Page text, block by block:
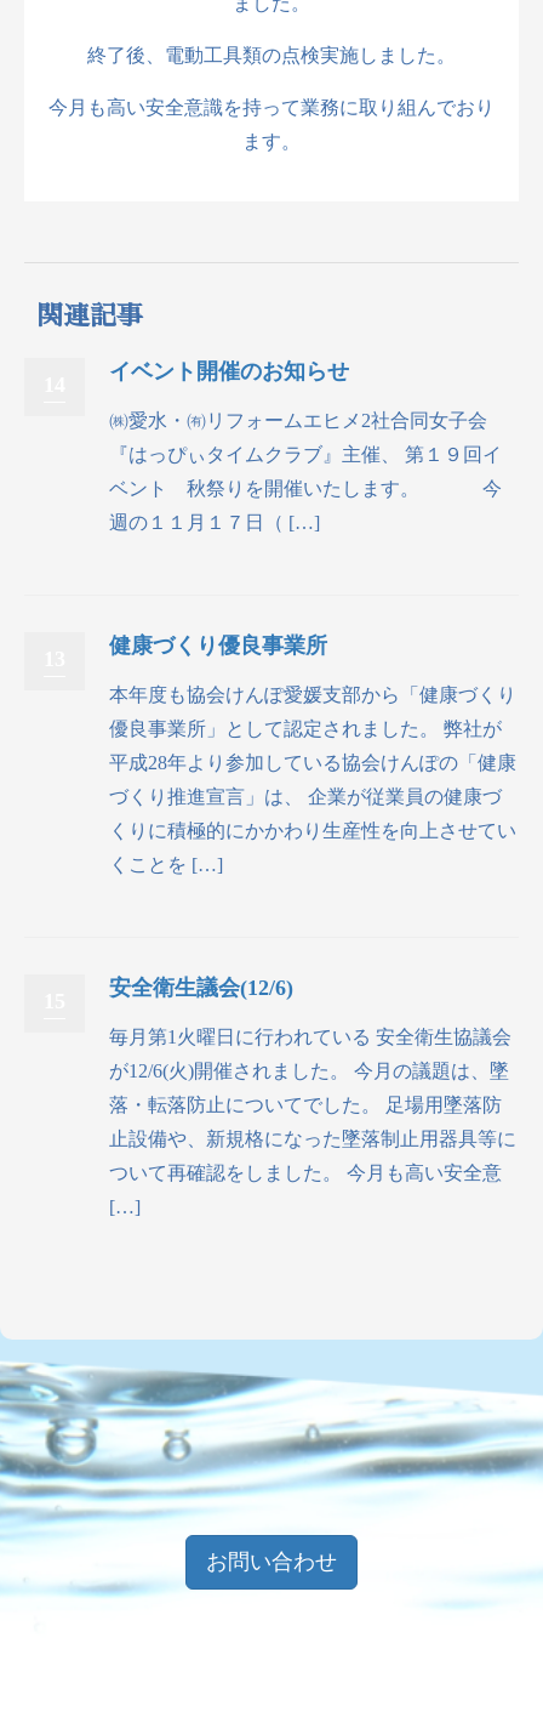
終了後、電動工具類の点検実施しました。
今月も高い安全意識を持って業務に取り組んでおり
ます。
関連記事
イベント開催のお知らせ
㈱愛水・㈲リフォームエヒメ2社合同女子会
『はっぴぃタイムクラブ』主催、 第１９回イ
ベント 秋祭りを開催いたします。 今
週の１１月１７日（ […]
健康づくり優良事業所
本年度も協会けんぽ愛媛支部から「健康づくり
優良事業所」として認定されました。 弊社が
平成28年より参加している協会けんぽの「健康
づくり推進宣言」は、 企業が従業員の健康づ
くりに積極的にかかわり生産性を向上させてい
くことを […]
安全衛生議会(12/6)
毎月第1火曜日に行われている 安全衛生協議会
が12/6(火)開催されました。 今月の議題は、墜
落・転落防止についてでした。 足場用墜落防
止設備や、新規格になった墜落制止用器具等に
ついて再確認をしました。 今月も高い安全意
[…]
お問い合わせ